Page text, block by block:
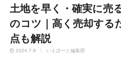
土地を早く・確実に売
のコツ｜高く売却する
点も解説
2024.7.9 いえぽーと編集部